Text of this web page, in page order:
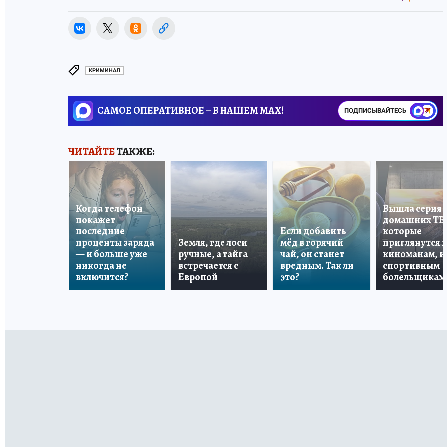
КРИМИНАЛ
САМОЕ ОПЕРАТИВНОЕ – В НАШЕМ MAX! ПОДПИСЫВАЙТЕСЬ
ЧИТАЙТЕТАКЖЕ:
Когда телефон
покажет
последние
проценты заряда
— и больше уже
никогда не
включится?
Земля, где лоси
ручные, а тайга
встречается с
Европой
Если добавить
мёд в горячий
чай, он станет
вредным. Так ли
это?
Вышла серия
домашних ТВ,
которые
приглянутся и
киноманам, и
спортивным
болельщикам